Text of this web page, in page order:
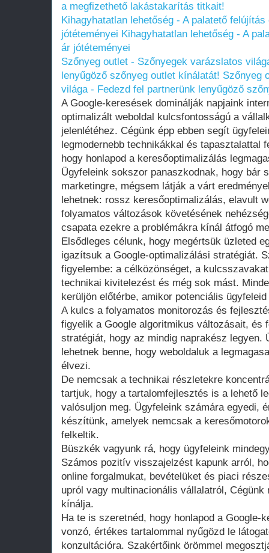
a megfizethető lakástakarítás titkait!
Kihagyhatatlan lehetőség - A palatető
jótéteményei Kihagyhatatlan lehetőség - A
ár jótéteményei
Szőnyeg outlet - Szőnyegek varázslatos
lenyűgöző szőnyeg outlet kínálatát! Szőnyeg
világa - Fedezd fel partnerünk lenyűgöző
A Google-keresések dominálják napjaink
optimalizált weboldal kulcsfontosságú a
jelenlétéhez. Cégünk épp ebben segít
legmodernebb technikákkal és tapasztalattal
hogy honlapod a keresőoptimalizálás
Ügyfeleink sokszor panaszkodnak, hogy bár
marketingre, mégsem látják a várt
lehetnek: rossz keresőoptimalizálás, elavult
folyamatos változások követésének
csapata ezekre a problémákra kínál átfogó
Elsődleges célunk, hogy megértsük üzleted
igazítsuk a Google-optimalizálási stratégiát.
figyelembe: a célközönséget, a
technikai kivitelezést és még sok mást.
kerüljön előtérbe, amikor potenciális
A kulcs a folyamatos monitorozás és
figyelik a Google algoritmikus változásait, és
stratégiát, hogy az mindig naprakész legyen.
lehetnek benne, hogy weboldaluk a
élvezi.
De nemcsak a technikai részletekre
tartjuk, hogy a tartalomfejlesztés is a lehető
valósuljon meg. Ügyfeleink számára egyedi,
készítünk, amelyek nemcsak a
felkeltik.
Büszkék vagyunk rá, hogy ügyfeleink
Számos pozitív visszajelzést kapunk arról,
online forgalmukat, bevételüket és piaci
upról vagy multinacionális vállalatról, Cégünk
kínálja.
Ha te is szeretnéd, hogy honlapod a Google-
vonzó, értékes tartalommal nyűgözd le
konzultációra. Szakértőink örömmel